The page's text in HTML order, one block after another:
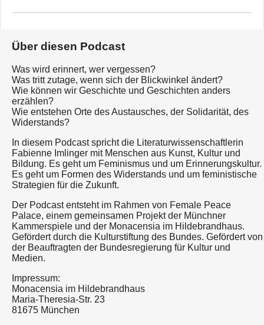
Über diesen Podcast
Was wird erinnert, wer vergessen?
Was tritt zutage, wenn sich der Blickwinkel ändert?
Wie können wir Geschichte und Geschichten anders
erzählen?
Wie entstehen Orte des Austausches, der Solidarität, des
Widerstands?
In diesem Podcast spricht die Literaturwissenschaftlerin
Fabienne Imlinger mit Menschen aus Kunst, Kultur und
Bildung. Es geht um Feminismus und um Erinnerungskultur.
Es geht um Formen des Widerstands und um feministische
Strategien für die Zukunft.
Der Podcast entsteht im Rahmen von Female Peace
Palace, einem gemeinsamen Projekt der Münchner
Kammerspiele und der Monacensia im Hildebrandhaus.
Gefördert durch die Kulturstiftung des Bundes. Gefördert von
der Beauftragten der Bundesregierung für Kultur und
Medien.
Impressum:
Monacensia im Hildebrandhaus
Maria-Theresia-Str. 23
81675 München